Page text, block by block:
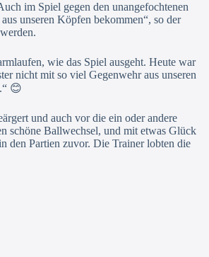
im Spiel gegen den unangefochtenen
unseren Köpfen bekommen“, so der
wie das Spiel ausgeht. Heute war
nicht mit so viel Gegenwehr aus unseren
😊
und auch vor die ein oder andere
schöne Ballwechsel, und mit etwas Glück
den Partien zuvor. Die Trainer lobten die